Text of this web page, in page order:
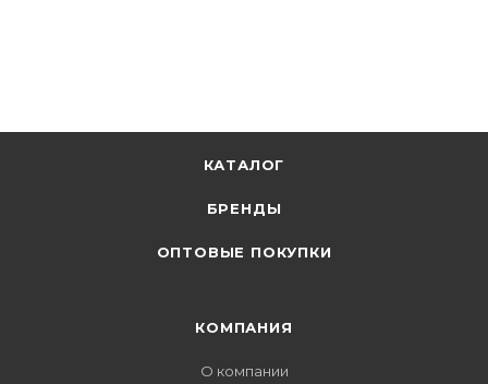
КАТАЛОГ
БРЕНДЫ
ОПТОВЫЕ ПОКУПКИ
КОМПАНИЯ
О компании